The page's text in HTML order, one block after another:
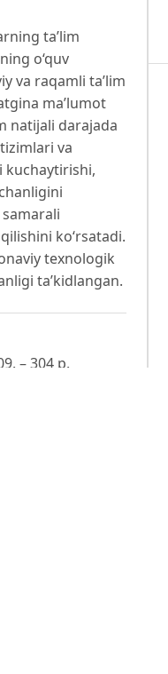
ta’lim
o‘quv
va raqamli ta’lim
ma’lumot
natijali darajada
va
kuchaytirishi,
ko‘rsatadi.
texnologik
ta’kidlangan.
– 304 p.